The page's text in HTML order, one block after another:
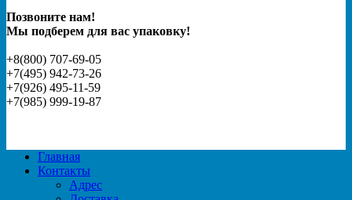
Позвоните нам!
Мы подберем для вас упаковку!
+8(800) 707-69-05
+7(495) 942-73-26
+7(926) 495-11-59
+7(985) 999-19-87
Главная
Контакты
Адрес